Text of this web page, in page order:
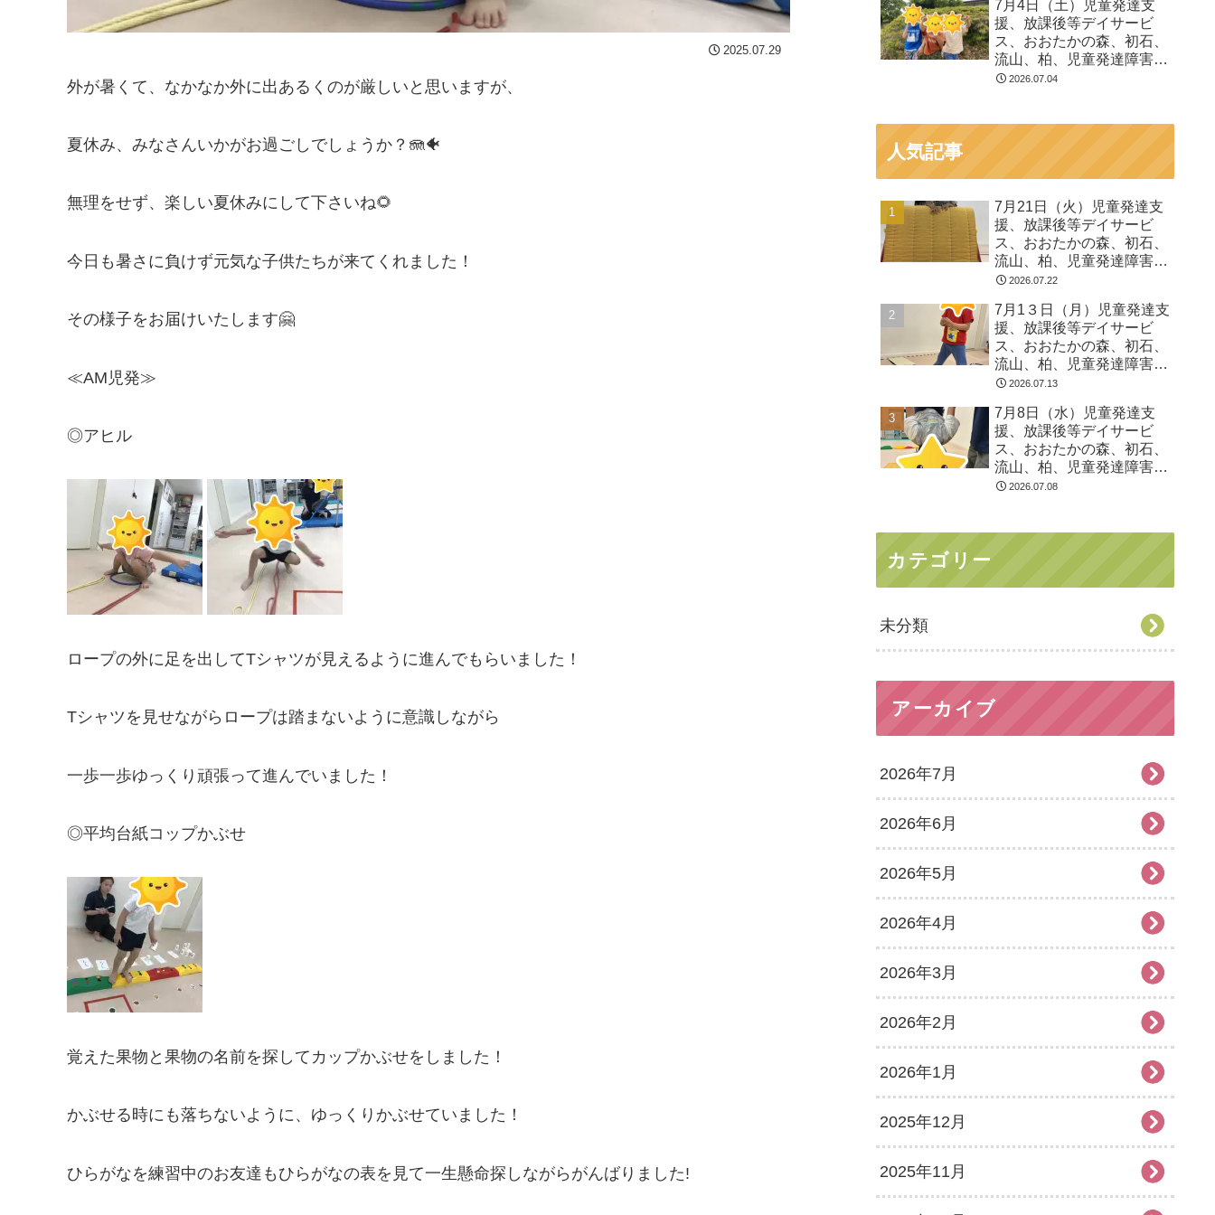
2025.07.29
外が暑くて、なかなか外に出あるくのが厳しいと思いますが、
夏休み、みなさんいかがお過ごしでしょうか？🪼🐠
無理をせず、楽しい夏休みにして下さいね🌻
今日も暑さに負けず元気な子供たちが来てくれました！
その様子をお届けいたします🤗
≪AM児発≫
◎アヒル
ロープの外に足を出してTシャツが見えるように進んでもらいました！
Tシャツを見せながらロープは踏まないように意識しながら
一歩一歩ゆっくり頑張って進んでいました！
◎平均台紙コップかぶせ
覚えた果物と果物の名前を探してカップかぶせをしました！
かぶせる時にも落ちないように、ゆっくりかぶせていました！
ひらがなを練習中のお友達もひらがなの表を見て一生懸命探しながらがんばりました!
る 発達障害 放デイ 自
閉症 ADHD アスペルガ
ー症候
7月4日（土）児童発達支
援、放課後等デイサービ
ス、おおたかの森、初石、
流山、柏、児童発達障害
運動療育 柳沢運動プログ
2026.07.04
人気記事
7月21日（火）児童発達支
援、放課後等デイサービ
ス、おおたかの森、初石、
流山、柏、児童発達障害
運動療育 柳沢運動プログ
る 発達障害 放デイ 自
閉症 ADHD アスペルガ
ー症候
2026.07.22
7月1３日（月）児童発達支
援、放課後等デイサービ
ス、おおたかの森、初石、
流山、柏、児童発達障害
運動療育 柳沢運動プログ
る 発達障害 放デイ 自
閉症 ADHD アスペルガ
ー症候
2026.07.13
7月8日（水）児童発達支
援、放課後等デイサービ
ス、おおたかの森、初石、
流山、柏、児童発達障害
運動療育 柳沢運動プログ
2026.07.08
カテゴリー
未分類
アーカイブ
2026年7月
2026年6月
2026年5月
2026年4月
2026年3月
2026年2月
2026年1月
2025年12月
2025年11月